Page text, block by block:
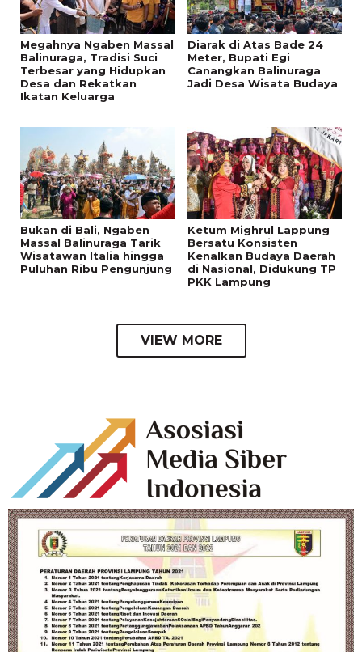
Megahnya Ngaben Massal
Balinuraga, Tradisi Suci
Terbesar yang Hidupkan
Desa dan Rekatkan
Ikatan Keluarga
Diarak di Atas Bade 24
Meter, Bupati Egi
Canangkan Balinuraga
Jadi Desa Wisata Budaya
Bukan di Bali, Ngaben
Massal Balinuraga Tarik
Wisatawan Italia hingga
Puluhan Ribu Pengunjung
Ketum Mighrul Lappung
Bersatu Konsisten
Kenalkan Budaya Daerah
di Nasional, Didukung TP
PKK Lampung
VIEW MORE